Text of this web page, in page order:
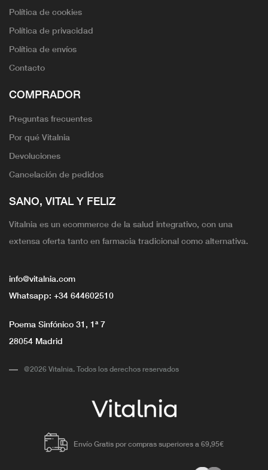
Política de cookies
Política de privacidad
Política de envíos
Contacto
COMPRADOR
Preguntas frecuentes
Por qué Vitalnia
Devoluciones
Cancelación de pedidos
SANO, VITAL Y FELIZ
Vitalnia es un ecommerce de la salud integrativo, con una
extensa oferta tanto en farmacia tradicional como alternativa.
info@vitalnia.com
Whatsapp: +34 644602510
Poema Sinfónico 31, 1ª 7
28054 Madrid
@2026 Vitalnia. Todos los derechos reservados
Envío Gratis por compras superiores a 69,95€